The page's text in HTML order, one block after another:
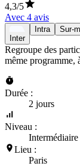
4,3/5
Avec 4 avis
Inter
Intra Sur-
Regroupe des
même programme,
Durée :
2 jours
Niveau :
Intermédiaire
Lieu :
Paris